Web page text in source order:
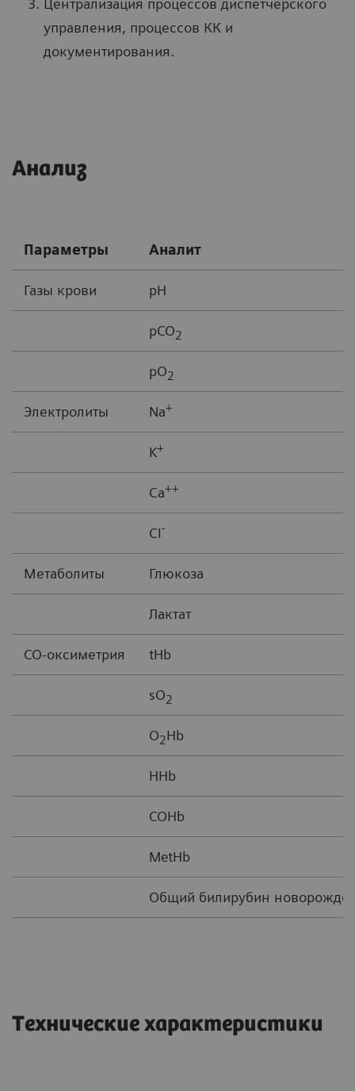
Централизация процессов диспетчерского
управления, процессов КК и
документирования.
Анализ
Параметры Аналит
Газы крови pH
pCO2
pO2
Электролиты Na+
K+
Ca++
CI-
Метаболиты Глюкоза
Лактат
CO-оксиметрия tHb
sO2
O2Hb
HHb
COHb
MetHb
Общий билирубин
Технические характеристики